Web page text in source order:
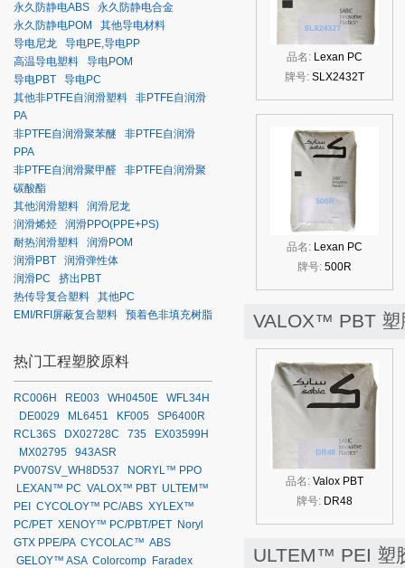
品名: Lexan PC
牌号: SLX2432T
品名: Lexan PC
牌号: 500R
VALOX™ PBT 塑
品名: Valox PBT
牌号: DR48
ULTEM™ PEI 塑
永久防静电ABS
永久防静电合金
永久防静电POM
其他导电材料
导电尼龙
导电PE,导电PP
高温导电塑料
导电POM
导电PBT
导电PC
其他非PTFE自润滑塑料
非PTFE自润滑
PA
非PTFE自润滑聚苯醚
非PTFE自润滑
PPA
非PTFE自润滑聚甲醛
非PTFE自润滑聚
碳酸酯
其他润滑塑料
润滑尼龙
润滑烯烃
润滑PPO(PPE+PS)
耐热润滑塑料
润滑POM
润滑PBT
润滑弹性体
润滑PC
挤出PBT
热传导复合塑料
其他PC
EMI/RFI屏蔽复合塑料
预着色非填充树脂
热门工程塑胶原料
RC006H RE003 WH0450E
WFL34H
DE0029
ML6451 KF005
SP6400R
RCL36S
DX02728C 735
EX03599H
MX02795
943ASR
PV007SV_WH8D537
NORYL™ PPO
LEXAN™ PC VALOX™ PBT ULTEM™
PEI
CYCOLOY™ PC/ABS XYLEX™
PC/PET XENOY™ PC/PBT/PET Noryl
GTX PPE/PA CYCOLAC™ ABS
GELOY™ ASA Colorcomp Faradex